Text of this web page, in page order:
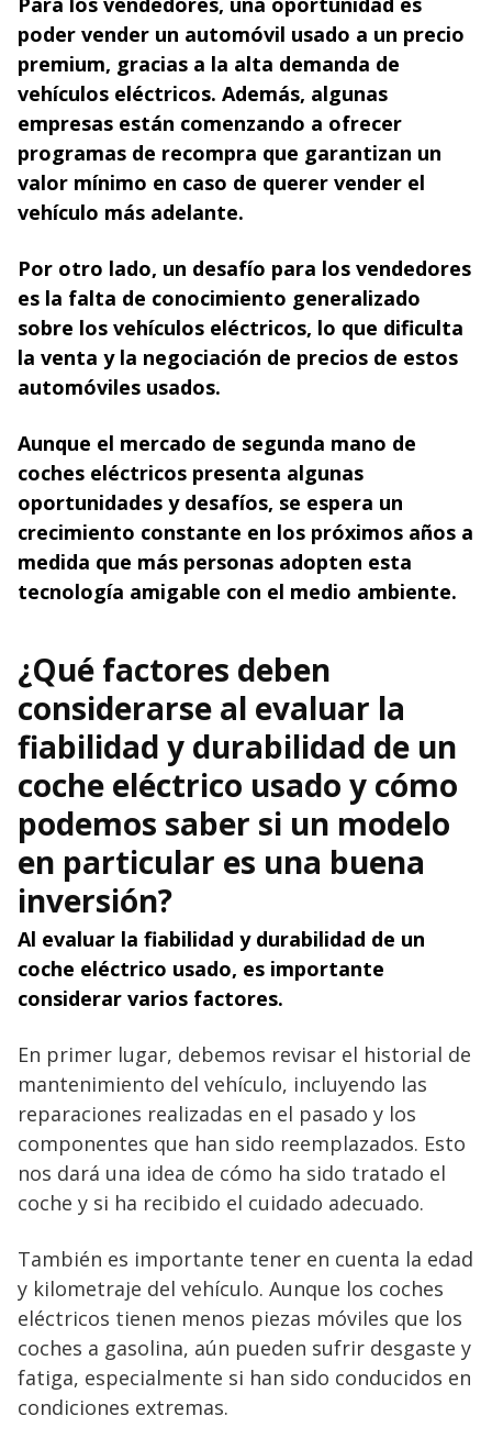
poder vender un automóvil usado a un precio
premium, gracias a la alta demanda de
vehículos eléctricos. Además, algunas
empresas están comenzando a ofrecer
programas de recompra que garantizan un
valor mínimo en caso de querer vender el
vehículo más adelante.
Por otro lado, un desafío para los vendedores
es la falta de conocimiento generalizado
sobre los vehículos eléctricos, lo que dificulta
la venta y la negociación de precios de estos
automóviles usados.
Aunque el mercado de segunda mano de
coches eléctricos presenta algunas
oportunidades y desafíos, se espera un
crecimiento constante en los próximos años a
medida que más personas adopten esta
tecnología amigable con el medio ambiente.
¿Qué factores deben
considerarse al evaluar la
fiabilidad y durabilidad de un
coche eléctrico usado y cómo
podemos saber si un modelo
en particular es una buena
inversión?
Al evaluar la fiabilidad y durabilidad de un
coche eléctrico usado, es importante
considerar varios factores.
En primer lugar, debemos revisar el historial de
mantenimiento del vehículo, incluyendo las
reparaciones realizadas en el pasado y los
componentes que han sido reemplazados. Esto
nos dará una idea de cómo ha sido tratado el
coche y si ha recibido el cuidado adecuado.
También es importante tener en cuenta la edad
y kilometraje del vehículo. Aunque los coches
eléctricos tienen menos piezas móviles que los
coches a gasolina, aún pueden sufrir desgaste y
fatiga, especialmente si han sido conducidos en
condiciones extremas.